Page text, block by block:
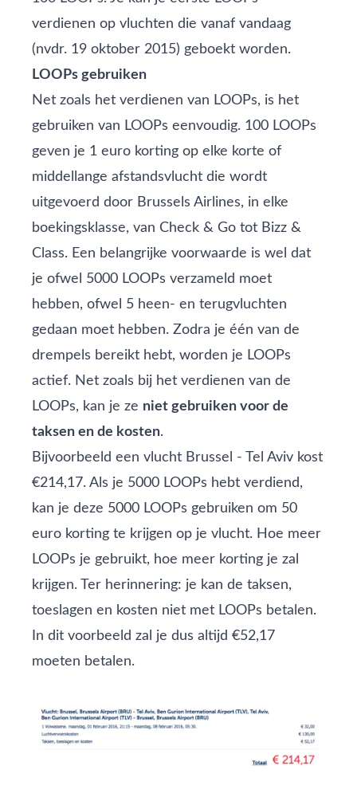
verdienen op vluchten die vanaf vandaag
(nvdr. 19 oktober 2015) geboekt worden.
LOOPs gebruiken
Net zoals het verdienen van LOOPs, is het
gebruiken van LOOPs eenvoudig. 100 LOOPs
geven je 1 euro korting op elke korte of
middellange afstandsvlucht die wordt
uitgevoerd door Brussels Airlines, in elke
boekingsklasse, van Check & Go tot Bizz &
Class. Een belangrijke voorwaarde is wel dat
je ofwel 5000 LOOPs verzameld moet
hebben, ofwel 5 heen- en terugvluchten
gedaan moet hebben. Zodra je één van de
drempels bereikt hebt, worden je LOOPs
actief. Net zoals bij het verdienen van de
LOOPs, kan je ze niet gebruiken voor de
taksen en de kosten.
Bijvoorbeeld een vlucht Brussel - Tel Aviv kost
€214,17. Als je 5000 LOOPs hebt verdiend,
kan je deze 5000 LOOPs gebruiken om 50
euro korting te krijgen op je vlucht. Hoe meer
LOOPs je gebruikt, hoe meer korting je zal
krijgen. Ter herinnering: je kan de taksen,
toeslagen en kosten niet met LOOPs betalen.
In dit voorbeeld zal je dus altijd €52,17
moeten betalen.